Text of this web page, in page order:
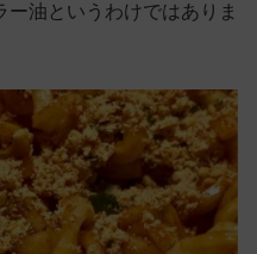
油というわけではありま